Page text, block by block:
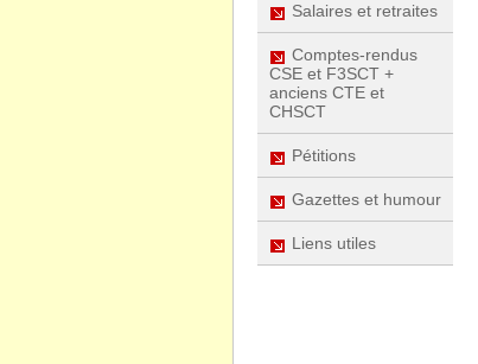
Salaires et retraites
Comptes-rendus
CSE et F3SCT +
anciens CTE et
CHSCT
Pétitions
Gazettes et humour
Liens utiles